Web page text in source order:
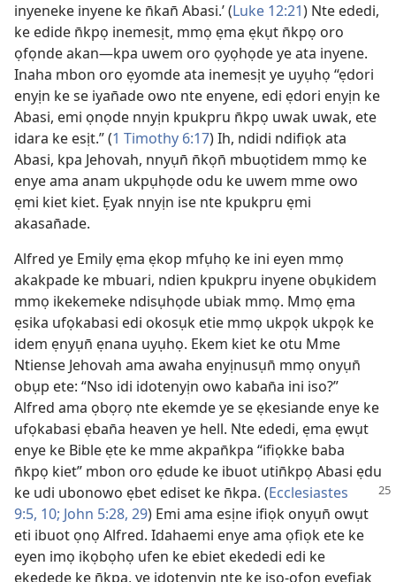
inyeneke inyene ke n̄kan̄ Abasi.’ (Luke 12:21) Nte ededi,
ke edide n̄kpọ inemesịt, mmọ ẹma ẹkụt n̄kpọ oro
ọfọnde akan—kpa uwem oro ọyọhọde ye ata inyene.
Inaha mbon oro ẹyomde ata inemesịt ye uyụhọ “ẹdori
enyịn ke se iyan̄ade owo nte enyene, edi ẹdori enyịn ke
Abasi, emi ọnọde nnyịn kpukpru n̄kpọ uwak uwak, ete
idara ke esịt.” (1 Timothy 6:17) Ih, ndidi ndifiọk ata
Abasi, kpa Jehovah, nnyụn̄ n̄kọn̄ mbuọtidem mmọ ke
enye ama anam ukpụhọde odu ke uwem mme owo
ẹmi kiet kiet. Ẹyak nnyịn ise nte kpukpru ẹmi
akasan̄ade.
Alfred ye Emily ẹma ẹkop mfụhọ ke ini eyen mmọ
akakpade ke mbuari, ndien kpukpru inyene obụkidem
mmọ ikekemeke ndisụhọde ubiak mmọ. Mmọ ẹma
ẹsika ufọkabasi edi okosụk etie mmọ ukpọk ukpọk ke
idem ẹnyụn̄ ẹnana uyụhọ. Ekem kiet ke otu Mme
Ntiense Jehovah ama awaha enyịnusụn̄ mmọ onyụn̄
obụp ete: “Nso idi idotenyịn owo kaban̄a ini iso?”
Alfred ama ọbọrọ nte ekemde ye se ẹkesiande enye ke
ufọkabasi ẹban̄a heaven ye hell. Nte ededi, ẹma ẹwụt
enye ke Bible ẹte ke mme akpan̄kpa “ifiọkke baba
n̄kpọ kiet” mbon oro ẹdude ke ibuot utin̄kpọ Abasi ẹdu
ke udi ubonowo ẹbet ediset ke n̄kpa. (Ecclesiastes
9:5, 10; John 5:28, 29) Emi ama esịne ifiọk onyụn̄ owụt
eti ibuot ọnọ Alfred. Idahaemi enye ama ọfiọk ete ke
eyen imọ ikọbọhọ ufen ke ebiet ekededi edi ke
ekedede ke n̄kpa, ye idotenyịn nte ke iso-ọfọn eyefiak